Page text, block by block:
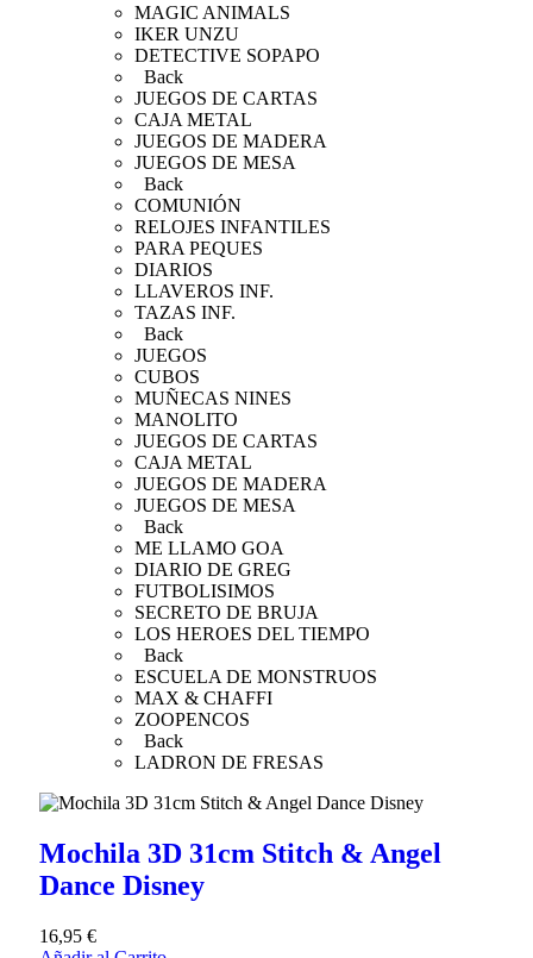
MAGIC ANIMALS
IKER UNZU
DETECTIVE SOPAPO
Back
JUEGOS DE CARTAS
CAJA METAL
JUEGOS DE MADERA
JUEGOS DE MESA
Back
COMUNIÓN
RELOJES INFANTILES
PARA PEQUES
DIARIOS
LLAVEROS INF.
TAZAS INF.
Back
JUEGOS
CUBOS
MUÑECAS NINES
MANOLITO
JUEGOS DE CARTAS
CAJA METAL
JUEGOS DE MADERA
JUEGOS DE MESA
Back
ME LLAMO GOA
DIARIO DE GREG
FUTBOLISIMOS
SECRETO DE BRUJA
LOS HEROES DEL TIEMPO
Back
ESCUELA DE MONSTRUOS
MAX & CHAFFI
ZOOPENCOS
Back
LADRON DE FRESAS
Mochila 3D 31cm Stitch & Angel
Dance Disney
16,95 €